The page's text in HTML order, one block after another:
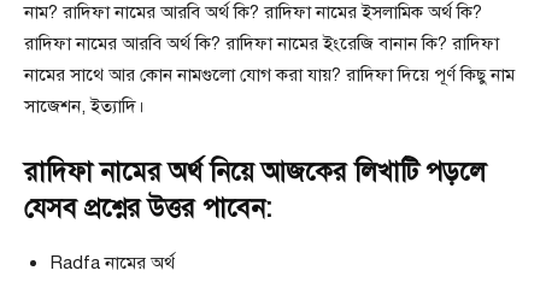
নাম? রাদিফা নামের আরবি অর্থ কি? রাদিফা নামের ইসলামিক অর্থ কি?
রাদিফা নামের আরবি অর্থ কি? রাদিফা নামের ইংরেজি বানান কি? রাদিফা
নামের সাথে আর কোন নামগুলো যোগ করা যায়? রাদিফা দিয়ে পূর্ণ কিছু নাম
সাজেশন, ইত্যাদি।
রাদিফা নামের অর্থ নিয়ে আজকের লিখাটি পড়লে
যেসব প্রশ্নের উত্তর পাবেন:
Radfa নামের অর্থ